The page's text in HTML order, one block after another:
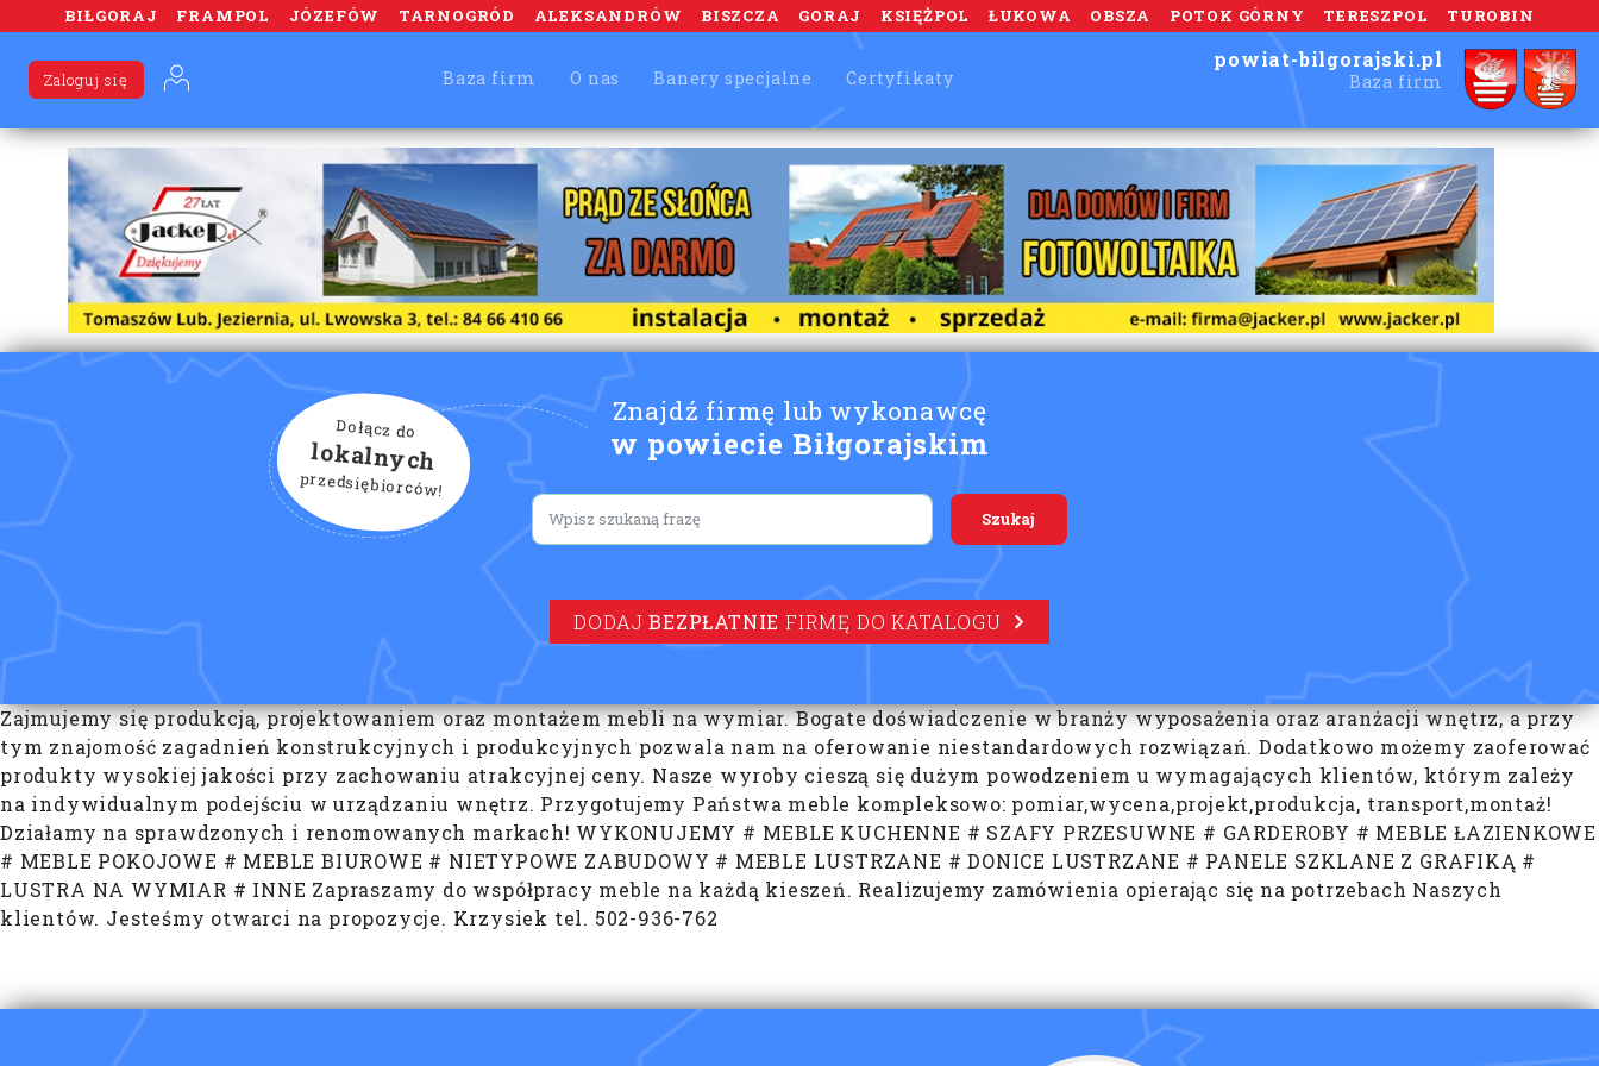
BIŁGORAJ FRAMPOL JÓZEFÓW TARNOGRÓD ALEKSANDRÓW BISZCZA GORAJ KSIĘŻPOL ŁUKOWA OBSZA POTOK GÓRNY TERESZPOL TUROBIN
Baza firm O nas Banery specjalne Certyfikaty
Zaloguj się
powiat-bilgorajski.pl
Baza firm
Znajdź firmę lub wykonawcę
w powiecie Biłgorajskim
Dołącz do
lokalnych
przedsiębiorców!
Lorem ipsum
DODAJBEZPŁATNIE FIRMĘ DO KATALOGU
Zajmujemy się produkcją, projektowaniem oraz montażem mebli na wymiar. Bogate doświadczenie w branży wyposażenia oraz aranżacji wnętrz, a przy
tym znajomość zagadnień konstrukcyjnych i produkcyjnych pozwala nam na oferowanie niestandardowych rozwiązań. Dodatkowo możemy zaoferować
produkty wysokiej jakości przy zachowaniu atrakcyjnej ceny. Nasze wyroby cieszą się dużym powodzeniem u wymagających klientów, którym zależy
na indywidualnym podejściu w urządzaniu wnętrz. Przygotujemy Państwa meble kompleksowo: pomiar,wycena,projekt,produkcja, transport,montaż!
Działamy na sprawdzonych i renomowanych markach! WYKONUJEMY # MEBLE KUCHENNE # SZAFY PRZESUWNE # GARDEROBY # MEBLE ŁAZIENKOWE
# MEBLE POKOJOWE # MEBLE BIUROWE # NIETYPOWE ZABUDOWY # MEBLE LUSTRZANE # DONICE LUSTRZANE # PANELE SZKLANE Z GRAFIKĄ #
LUSTRA NA WYMIAR # INNE Zapraszamy do współpracy meble na każdą kieszeń. Realizujemy zamówienia opierając się na potrzebach Naszych
klientów. Jesteśmy otwarci na propozycje. Krzysiek tel. 502-936-762